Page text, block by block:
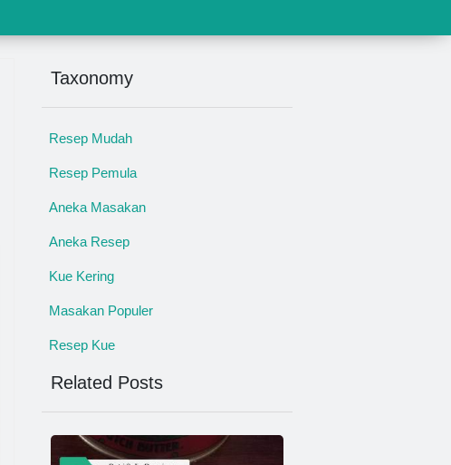
Taxonomy
Resep Mudah
Resep Pemula
Aneka Masakan
Aneka Resep
Kue Kering
Masakan Populer
Resep Kue
Related Posts